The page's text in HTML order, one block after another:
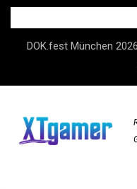
Skip
contentDOK.fest München